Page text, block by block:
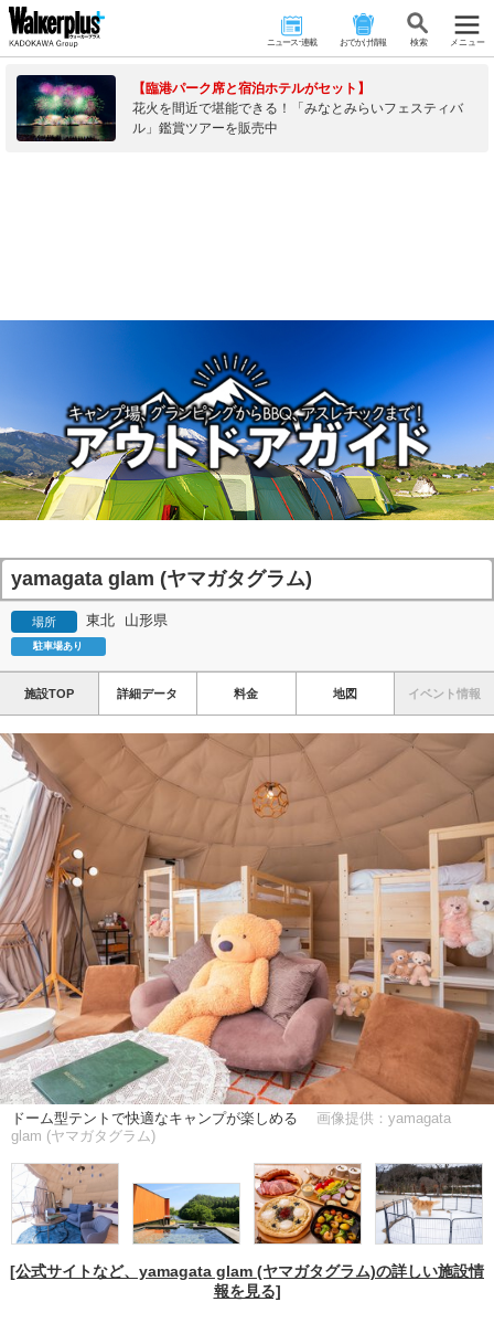
ニュース･連載 おでかけ情報 検 索 メニュー
【臨港パーク席と宿泊ホテルがセット】
花火を間近で堪能できる！「みなとみらいフェスティバ
ル」鑑賞ツアーを販売中
yamagata glam (ヤマガタグラム)
場所 東北 山形県
駐車場あり
施設TOP 詳細データ 料金 地図 イベント情報
ドーム型テントで快適なキャンプが楽しめる
画像提供：yamagata
glam (ヤマガタグラム)
[公式サイトなど、yamagata glam (ヤマガタグラム)の詳しい施設情
報を見る]